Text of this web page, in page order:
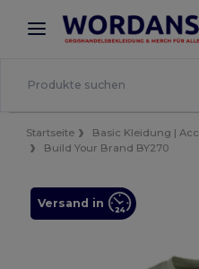
× Wordans App
Bessere Preise in der
Startseite Basic Kleidung |
Build Your Brand BY270
Versand in